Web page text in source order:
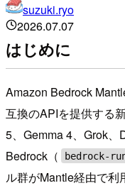
suzuki.ryo
2026.07.07
はじめに
Amazon Bedrock
互換のAPIを提供する
5、Gemma 4、Grok
Bedrock（
bedrock-
ル群がMantle経由で利